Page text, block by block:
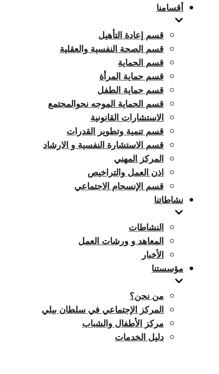
أقسامنا
قسم إعادة التأهيل
قسم الصحة النفسية والعقلية
قسم الحماية
قسم حماية المرأة
قسم حماية الطفل
قسم الحماية الموجه نحوالمجتمع
الاستشارات القانونية
قسم تنمية وتطوير القدرات
قسم الاستشارة النفسية و الارشاد
المركز المهني
اذن العمل والتراخيص
قسم الإنسجام الاجتماعي
نشاطاتنا
النشاطات
المعاهد و ورشات العمل
الأخبار
مؤسستنا
من نحن؟
المركز الإجتماعي في سلطان بيلي
مركز الأطفال والشباب
دليل الخدمات